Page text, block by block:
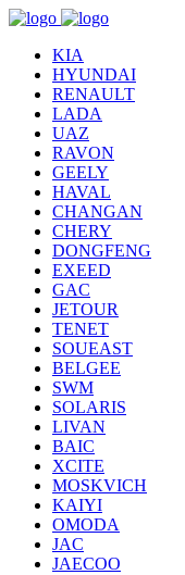
KIA
HYUNDAI
RENAULT
LADA
UAZ
RAVON
GEELY
HAVAL
CHANGAN
CHERY
DONGFENG
EXEED
GAC
JETOUR
TENET
SOUEAST
BELGEE
SWM
SOLARIS
LIVAN
BAIC
XCITE
MOSKVICH
KAIYI
OMODA
JAC
JAECOO